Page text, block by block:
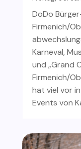
DoDo
Firmenich/
Karneval,
und „Grand
Firmenich/
hat viel vor
Events von